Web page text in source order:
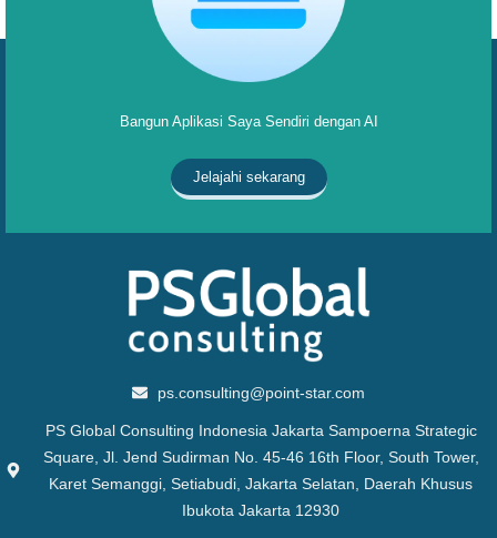
Bangun Aplikasi Saya Sendiri dengan AI
Jelajahi sekarang
ps.consulting@point-star.com
PS Global Consulting Indonesia Jakarta Sampoerna Strategic
Square, Jl. Jend Sudirman No. 45-46 16th Floor, South Tower,
Karet Semanggi, Setiabudi, Jakarta Selatan, Daerah Khusus
Ibukota Jakarta 12930